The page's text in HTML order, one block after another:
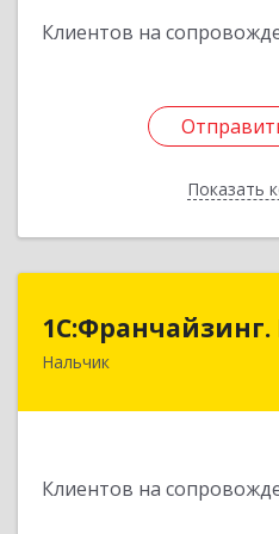
Клиентов на
Показать
1С:Франчайзинг.
Нальчик
Клиентов на
360000, Кабардино-